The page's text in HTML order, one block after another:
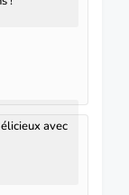
avec